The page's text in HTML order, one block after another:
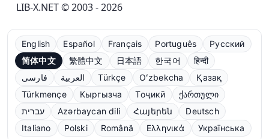
LIB-X.NET © 2003 - 2026
English Español Français Português
Русский
简体中文
繁體中文 日本語 한국어
हिन्दी
فارسی
العربية Türkçe Oʻzbekcha
Қазақ
Türkmençe
Кыргызча Тоҷикӣ
ქართული
עברית
Azərbaycan dili Հայերեն
Deutsch
Italiano
Polski Română Ελληνικά Українська